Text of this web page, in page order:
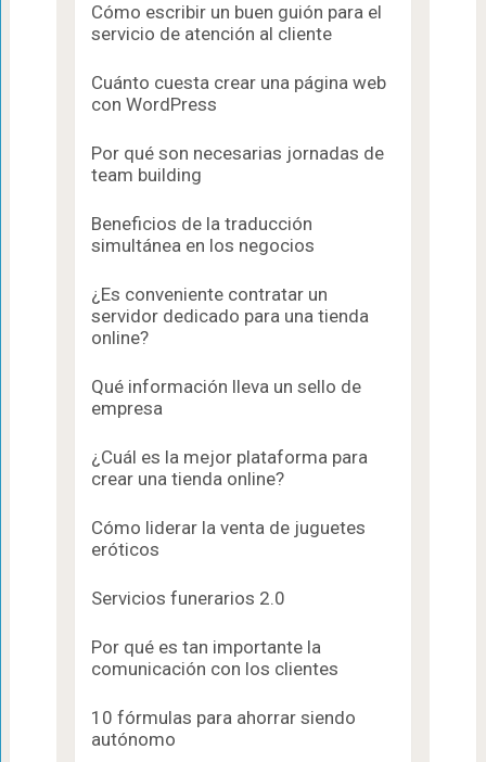
Cómo escribir un buen guión para el
servicio de atención al cliente
Cuánto cuesta crear una página web
con WordPress
Por qué son necesarias jornadas de
team building
Beneficios de la traducción
simultánea en los negocios
¿Es conveniente contratar un
servidor dedicado para una tienda
online?
Qué información lleva un sello de
empresa
¿Cuál es la mejor plataforma para
crear una tienda online?
Cómo liderar la venta de juguetes
eróticos
Servicios funerarios 2.0
Por qué es tan importante la
comunicación con los clientes
10 fórmulas para ahorrar siendo
autónomo